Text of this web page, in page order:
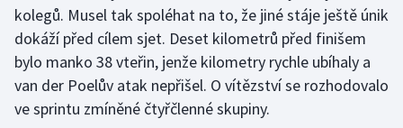
Stolní tenis
Triatlon
Veslování
kolegů. Musel tak spoléhat na to, že jiné stáje ještě únik
dokáží před cílem sjet. Deset kilometrů před finišem
bylo manko 38 vteřin, jenže kilometry rychle ubíhaly a
van der Poelův atak nepřišel. O vítězství se rozhodovalo
ve sprintu zmíněné čtyřčlenné skupiny.